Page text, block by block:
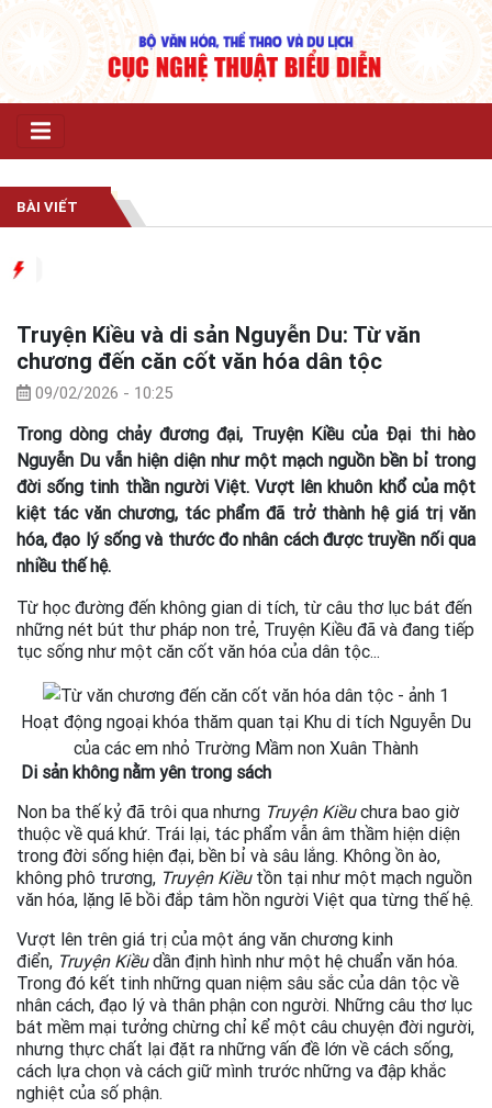
BÀI VIẾT
Truyện Kiều và di sản Nguyễn Du: Từ văn
chương đến căn cốt văn hóa dân tộc
09/02/2026 - 10:25
Trong dòng chảy đương đại, Truyện Kiều của Đại thi hào
Nguyễn Du vẫn hiện diện như một mạch nguồn bền bỉ trong
đời sống tinh thần người Việt. Vượt lên khuôn khổ của một
kiệt tác văn chương, tác phẩm đã trở thành hệ giá trị văn
hóa, đạo lý sống và thước đo nhân cách được truyền nối qua
nhiều thế hệ.
Từ học đường đến không gian di tích, từ câu thơ lục bát đến
những nét bút thư pháp non trẻ, Truyện Kiều đã và đang tiếp
tục sống như một căn cốt văn hóa của dân tộc...
Hoạt động ngoại khóa thăm quan tại Khu di tích Nguyễn Du
của các em nhỏ Trường Mầm non Xuân Thành
Di sản không nằm yên trong sách
Non ba thế kỷ đã trôi qua nhưng Truyện Kiềuchưa bao giờ
thuộc về quá khứ. Trái lại, tác phẩm vẫn âm thầm hiện diện
trong đời sống hiện đại, bền bỉ và sâu lắng. Không ồn ào,
không phô trương, Truyện Kiều tồn tại như một mạch nguồn
văn hóa, lặng lẽ bồi đắp tâm hồn người Việt qua từng thế hệ.
Vượt lên trên giá trị của một áng văn chương kinh
điển, Truyện Kiềudần định hình như một hệ chuẩn văn hóa.
Trong đó kết tinh những quan niệm sâu sắc của dân tộc về
nhân cách, đạo lý và thân phận con người. Những câu thơ lục
bát mềm mại tưởng chừng chỉ kể một câu chuyện đời người,
nhưng thực chất lại đặt ra những vấn đề lớn về cách sống,
cách lựa chọn và cách giữ mình trước những va đập khắc
nghiệt của số phận.